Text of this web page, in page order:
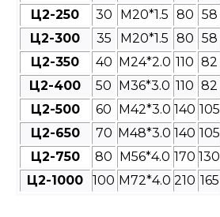
Ц2-250
30 M20*1.5 80 58
Ц2-300
35 M20*1.5 80 58
Ц2-350
40 M24*2.0 110 82
Ц2-400
50 M36*3.0 110 82
Ц2-500
60 M42*3.0 140 105
Ц2-650
70 M48*3.0 140 105
Ц2-750
80 M56*4.0 170 130
Ц2-1000
100 M72*4.0 210 165